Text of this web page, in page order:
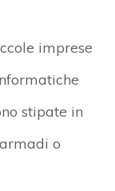
imprese
stipate in
o